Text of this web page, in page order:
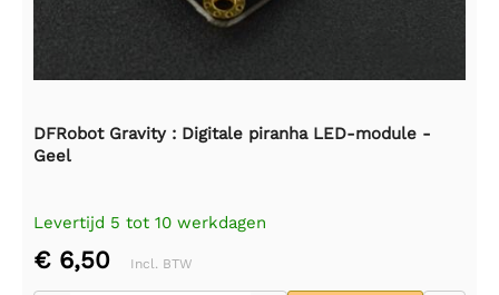
DFRobot Gravity : Digitale piranha LED-module -
Geel
Levertijd 5 tot 10 werkdagen
€ 6,50 Incl. BTW